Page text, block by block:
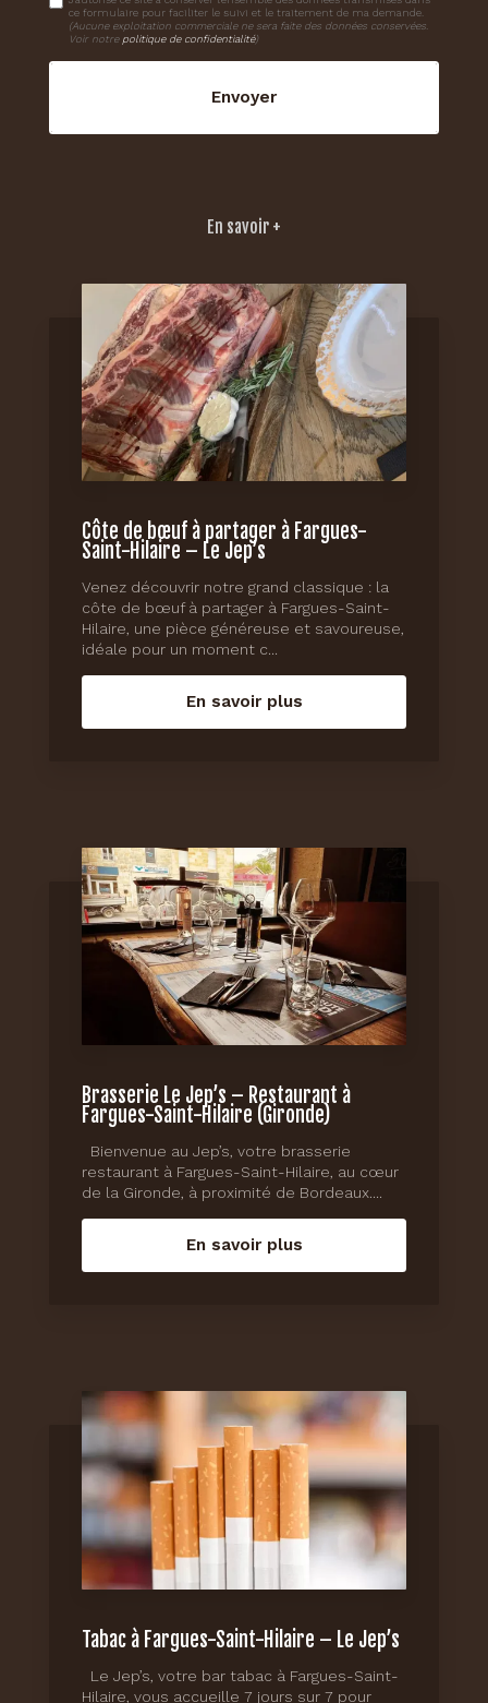
ce formulaire pour faciliter le suivi et le traitement de ma demande.
(Aucune exploitation commerciale ne sera faite des données conservées.
Voir notre politique de confidentialité)
En savoir +
Côte de bœuf à partager à Fargues-
Saint-Hilaire – Le Jep’s
Venez découvrir notre grand classique : la
côte de bœuf à partager à Fargues-Saint-
Hilaire, une pièce généreuse et savoureuse,
idéale pour un moment c...
En savoir plus
Brasserie Le Jep’s – Restaurant à
Fargues-Saint-Hilaire (Gironde)
Bienvenue au Jep’s, votre brasserie
restaurant à Fargues-Saint-Hilaire, au cœur
de la Gironde, à proximité de Bordeaux....
En savoir plus
Tabac à Fargues-Saint-Hilaire – Le Jep’s
Le Jep’s, votre bar tabac à Fargues-Saint-
Hilaire, vous accueille 7 jours sur 7 pour